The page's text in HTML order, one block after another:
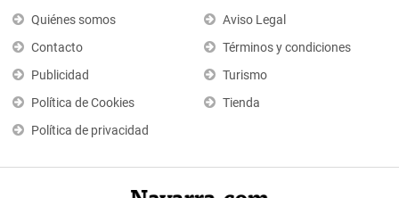
Quiénes somos
Contacto
Publicidad
Política de Cookies
Política de privacidad
Aviso Legal
Términos y condiciones
Turismo
Tienda